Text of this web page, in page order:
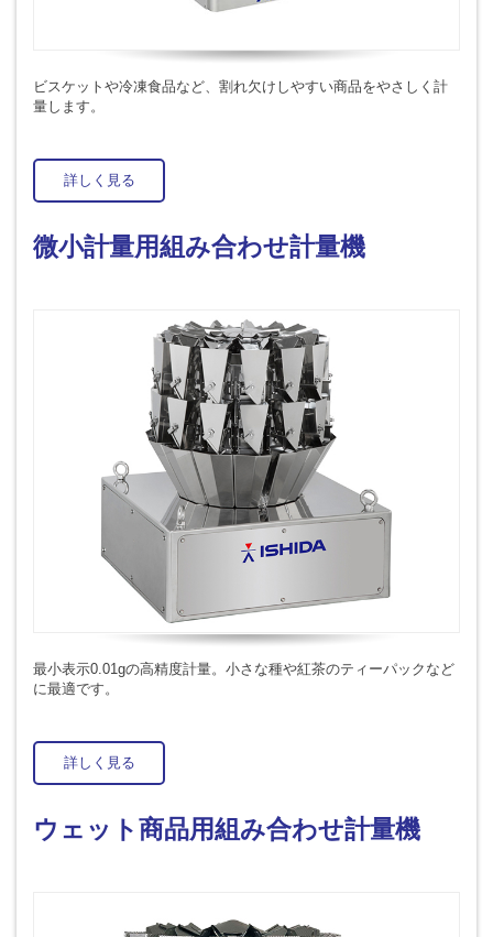
ビスケットや冷凍食品など、割れ欠けしやすい商品をやさしく計
量します。
詳しく見る
微小計量用組み合わせ計量機
最小表示0.01gの高精度計量。小さな種や紅茶のティーパックなど
に最適です。
詳しく見る
ウェット商品用組み合わせ計量機